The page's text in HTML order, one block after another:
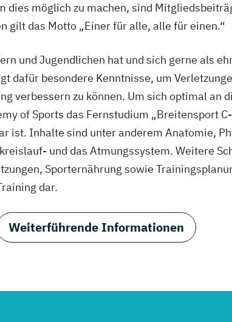
dies möglich zu machen, sind
gilt das Motto „Einer für alle, alle für einen.“
und Jugendlichen hat und sich gerne als
dafür besondere Kenntnisse, um
verbessern zu können. Um sich optimal an
of Sports das Fernstudium „Breitensport
ist. Inhalte sind unter anderem Anatomie,
und das Atmungssystem. Weitere
Sporternährung sowie
dar.
Weiterführende Informationen